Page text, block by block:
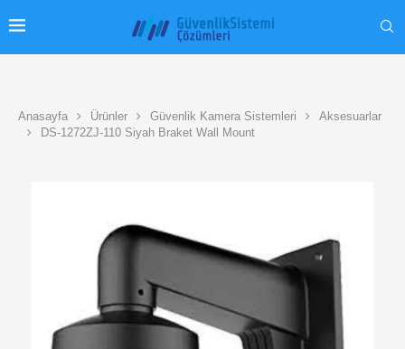
Anasayfa Ürünler Güvenlik Kamera Sistemleri
Aksesuarlar
DS-1272ZJ-110 Siyah Braket Wall Mount